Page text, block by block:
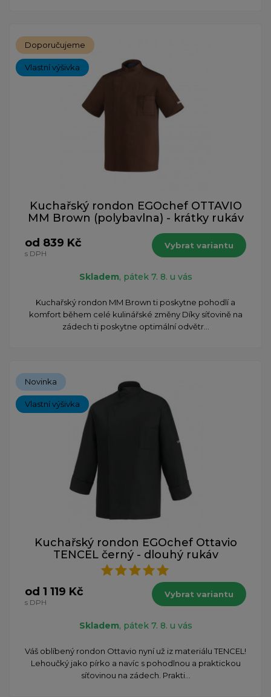
Doporučujeme
Vlastní výšivka
Kuchařský rondon EGOchef OTTAVIO
MM Brown (polybavlna) - krátky rukáv
od 839 Kč
s DPH
Vybrat variantu
Skladem, pátek 7. 8. u vás
Kuchařský rondon MM Brown ti poskytne pohodlí a
komfort během celé kulinářské změny Díky síťovině na
zádech ti poskytne optimální odvětr...
Novinka
Vlastní výšivka
Kuchařský rondon EGOchef Ottavio
TENCEL černý - dlouhý rukáv
od 1 119 Kč
s DPH
Vybrat variantu
Skladem, pátek 7. 8. u vás
Váš oblíbený rondon Ottavio nyní už iz materiálu TENCEL!
Lehoučký jako pírko a navíc s pohodlnou a praktickou
síťovinou na zádech. Prakti...